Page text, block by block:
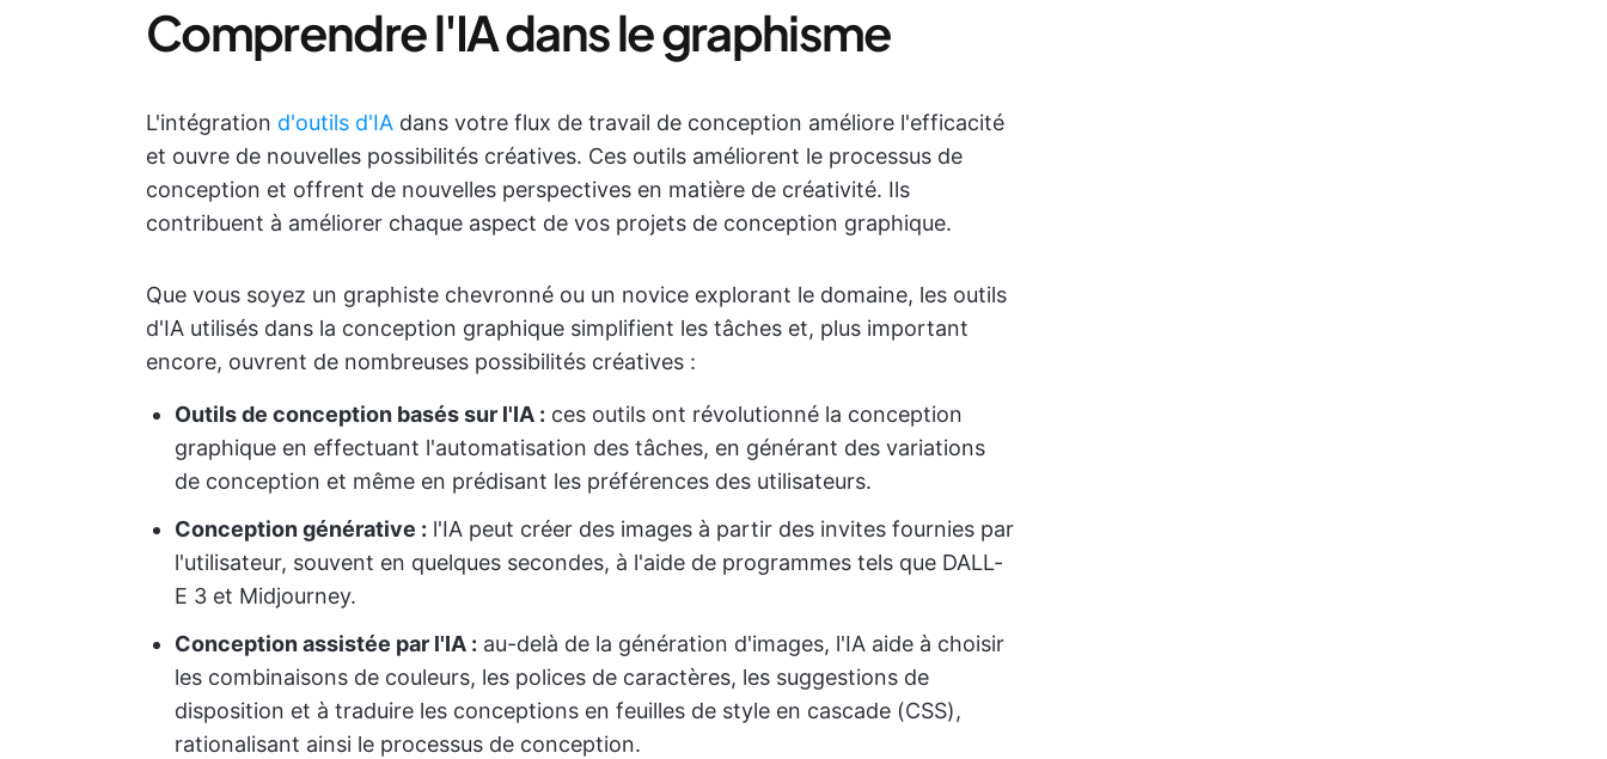
Comprendre l'IA dans le graphisme
L'intégration d'outils d'IA dans votre flux de travail de conception améliore l'efficacité
et ouvre de nouvelles possibilités créatives. Ces outils améliorent le processus de
conception et offrent de nouvelles perspectives en matière de créativité. Ils
contribuent à améliorer chaque aspect de vos projets de conception graphique.
Que vous soyez un graphiste chevronné ou un novice explorant le domaine, les outils
d'IA utilisés dans la conception graphique simplifient les tâches et, plus important
encore, ouvrent de nombreuses possibilités créatives :
Outils de conception basés sur l'IA : ces outils ont révolutionné la conception
graphique en effectuant l'automatisation des tâches, en générant des variations
de conception et même en prédisant les préférences des utilisateurs.
Conception générative : l'IA peut créer des images à partir des invites fournies par
l'utilisateur, souvent en quelques secondes, à l'aide de programmes tels que DALL-
E 3 et Midjourney.
Conception assistée par l'IA : au-delà de la génération d'images, l'IA aide à choisir
les combinaisons de couleurs, les polices de caractères, les suggestions de
disposition et à traduire les conceptions en feuilles de style en cascade (CSS),
rationalisant ainsi le processus de conception.